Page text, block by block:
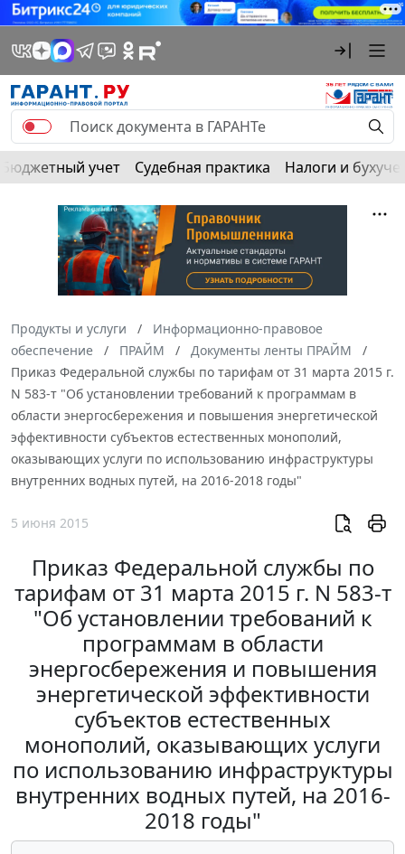
Бюджетный учет Судебная практика Налоги и
Продукты и услуги
Информационно-правовое
обеспечение
ПРАЙМ
Документы ленты ПРАЙМ
Приказ Федеральной службы по тарифам от 31 марта 2015 г.
N 583-т "Об установлении требований к программам в
области энергосбережения и повышения энергетической
эффективности субъектов естественных монополий,
оказывающих услуги по использованию инфраструктуры
внутренних водных путей, на 2016-2018 годы"
5 июня 2015
Приказ Федеральной службы по
тарифам от 31 марта 2015 г. N 583-т
"Об установлении требований к
программам в области
энергосбережения и повышения
энергетической эффективности
субъектов естественных
монополий, оказывающих услуги
по использованию инфраструктуры
внутренних водных путей, на 2016-
2018 годы"